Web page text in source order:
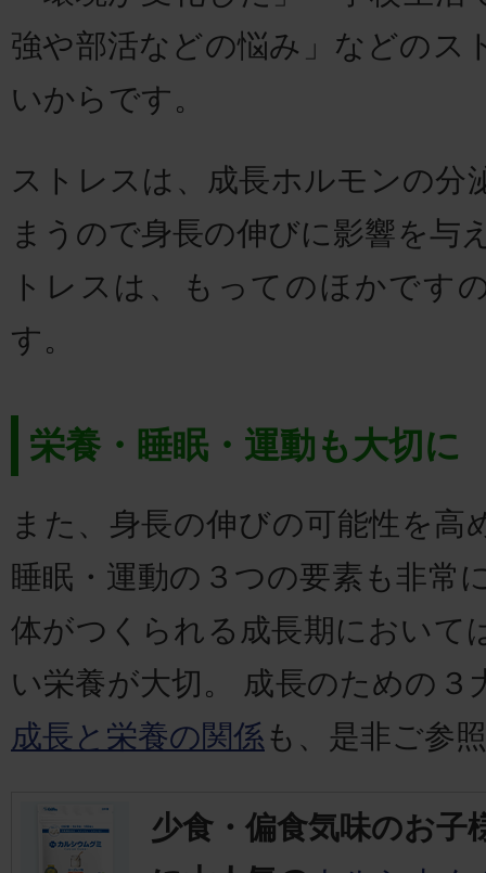
強や部活などの悩み」などのス
いからです。
ストレスは、成長ホルモンの分
まうので身長の伸びに影響を与
トレスは、もってのほかです
す。
栄養・睡眠・運動も大切に
また、身長の伸びの可能性を高
睡眠・運動の３つの要素も非常
体がつくられる成長期において
い栄養が大切。 成長のための３
成長と栄養の関係も、是非ご参
少食・偏食気味のお子